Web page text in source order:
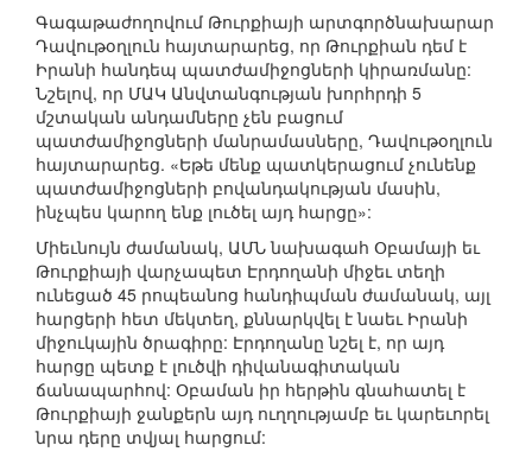
Գագաթաժողովում Թուրքիայի արտգործնախարար
Դավութօղլուն հայտարարեց, որ Թուրքիան դեմ է
Իրանի հանդեպ պատժամիջոցների կիրառմանը:
Նշելով, որ ՄԱԿ Անվտանգության խորհրդի 5
մշտական անդամները չեն բացում
պատժամիջոցների մանրամասները, Դավութօղլուն
հայտարարեց. «Եթե մենք պատկերացում չունենք
պատժամիջոցների բովանդակության մասին,
ինչպես կարող ենք լուծել այդ հարցը»:
Միեւնույն ժամանակ, ԱՄՆ նախագահ Օբամայի եւ
Թուրքիայի վարչապետ Էրդողանի միջեւ տեղի
ունեցած 45 րոպեանոց հանդիպման ժամանակ, այլ
հարցերի հետ մեկտեղ, քննարկվել է նաեւ Իրանի
միջուկային ծրագիրը: Էրդողանը նշել է, որ այդ
հարցը պետք է լուծվի դիվանագիտական
ճանապարհով: Օբաման իր հերթին գնահատել է
Թուրքիայի ջանքերն այդ ուղղությամբ եւ կարեւորել
նրա դերը տվյալ հարցում: